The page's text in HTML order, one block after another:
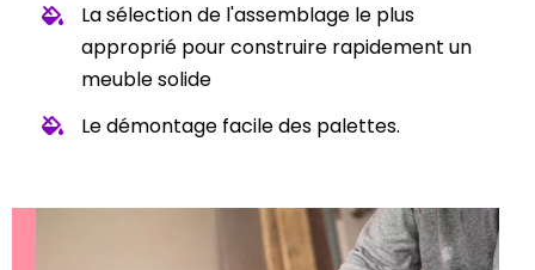
La sélection de l'assemblage le plus
approprié pour construire rapidement un
meuble solide
Le démontage facile des palettes.